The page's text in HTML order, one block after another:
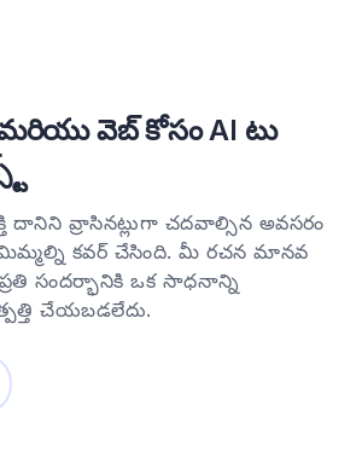
వెబ్ కోసం AI టు
దానిని వ్రాసినట్లుగా చదవాల్సిన అవసరం
కవర్ చేసింది. మీ రచన మానవ
సందర్భానికి ఒక సాధనాన్ని
చేయబడలేదు.